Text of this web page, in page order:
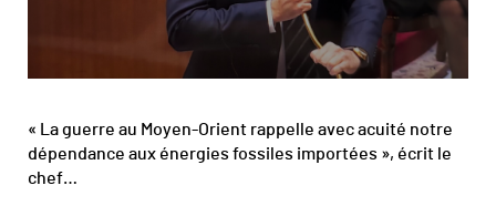
« La guerre au Moyen-Orient rappelle avec acuité notre
dépendance aux énergies fossiles importées », écrit le
chef…